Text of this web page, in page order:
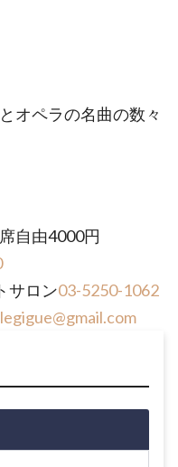
オペラの名曲の数々
自由4000円
サロン03-5250-1062